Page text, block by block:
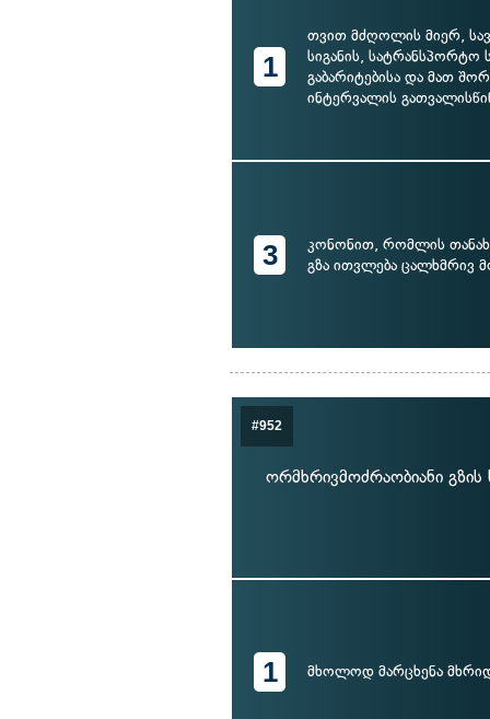
1
თვით მძღოლის მიერ,
სიგანის, სატრანსპორტო
გაბარიტებისა და მათ
ინტერვალის
3
კონონით, რომლის
გზა ითვლება ცალხმრივ
#952
ორმხრივმოძრაობიანი
1 მხოლოდ მარცხენა